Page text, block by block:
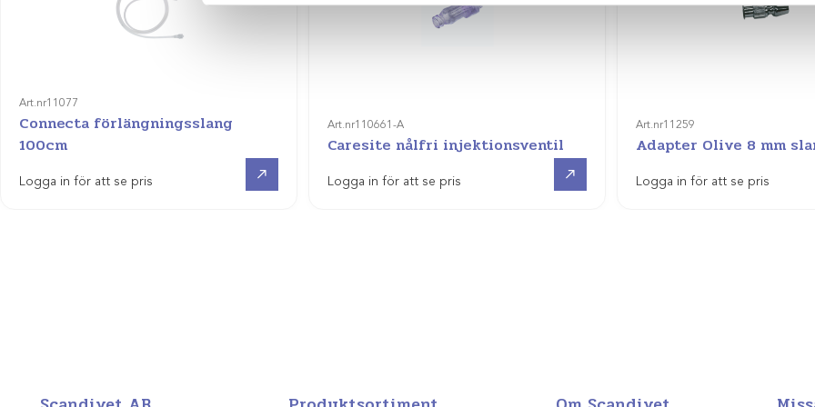
Art.nr11077
Connecta förlängningsslang
100cm
Logga in för att se pris
Art.nr110661-A
Caresite nålfri injektionsventil
Logga in för att se pris
Art.nr11259
Adapter Olive 8 mm
Logga in för att se pris